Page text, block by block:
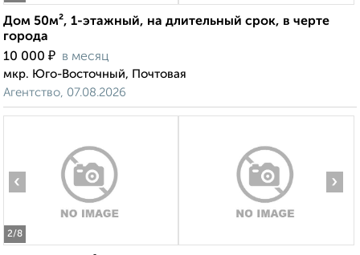
Дом 50м², 1-этажный, на длительный срок, в черте
города
10 000 ₽ в месяц
мкр. Юго-Восточный, Почтовая
Агентство, 07.08.2026
2/8
‹ ›